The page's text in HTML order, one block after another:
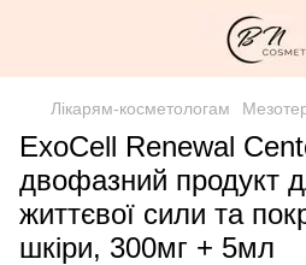
Лікарям-косметологам
ExoCell Renewal
двофазний продукт
життєвої сили та
шкіри, 300мг + 5мл